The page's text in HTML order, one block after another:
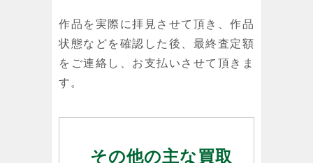
作品を実際に拝見させて頂き、作品
状態などを確認した後、最終査定額
をご連絡し、お支払いさせて頂きま
す。
その他の主な買取